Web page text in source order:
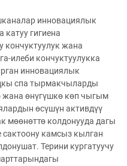
инновациялык
катуу гигиена
кончуктуулук жана
илеби кончуктуулукка
инновациялык
спа тырмакчыларды
жана өнүгүшкө көп чыгым
өсүшүн активдүү
мөөнөттө колдонууда дагы
сактоону камсыз кылган
Терини кургатуучу